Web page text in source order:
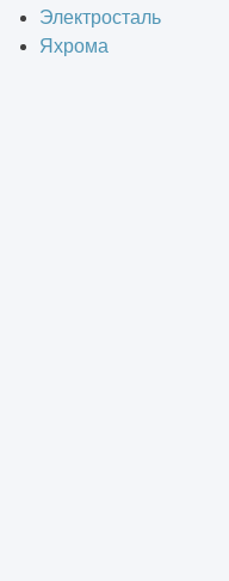
Электросталь
Яхрома